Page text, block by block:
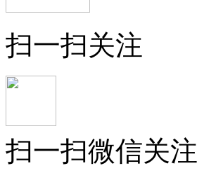
扫一扫关注
扫一扫微信关注